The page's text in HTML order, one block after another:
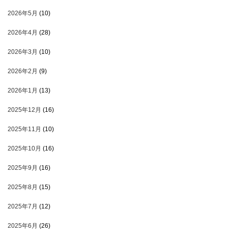
2026年5月 (10)
2026年4月 (28)
2026年3月 (10)
2026年2月 (9)
2026年1月 (13)
2025年12月 (16)
2025年11月 (10)
2025年10月 (16)
2025年9月 (16)
2025年8月 (15)
2025年7月 (12)
2025年6月 (26)